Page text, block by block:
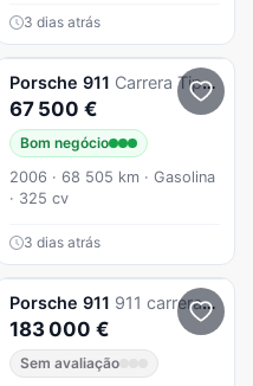
3 dias atrás
Porsche 911 Carrera Tiptronic
67 500 €
Bom negócio
2006 · 68 505 km · Gasolina
· 325 cv
3 dias atrás
Porsche 911 911 carrera (992) Carrera S PDK
183 000 €
Sem avaliação